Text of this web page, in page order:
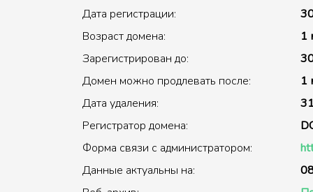
Дата регистрации:
Возраст домена:
1
Зарегистрирован до:
Домен можно продлевать после:
1
Дата удаления:
Регистратор домена:
Форма связи с администратором:
Данные актуальны на: